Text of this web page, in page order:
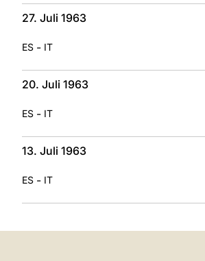
27. Juli 1963
ES - IT
20. Juli 1963
ES - IT
13. Juli 1963
ES - IT